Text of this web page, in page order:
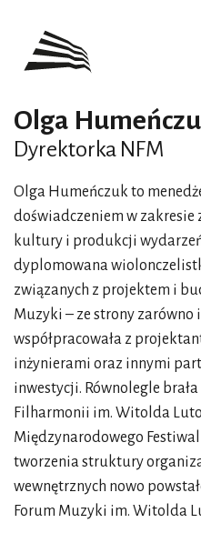
Olga
Dyrektorka NFM
Olga Humeńczuk to
doświadczeniem w
kultury i produkcji
dyplomowana
związanych z projektem i
Muzyki – ze strony
współpracowała z
inżynierami oraz innymi
inwestycji. Równolegle
Filharmonii im. Witolda
Międzynarodowego
tworzenia struktury
wewnętrznych nowo
Forum Muzyki im. Witolda